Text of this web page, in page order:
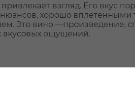
взгляд. Его вкус
хорошо вплетенными
Это вино —произведение,
вкусовых ощущений.